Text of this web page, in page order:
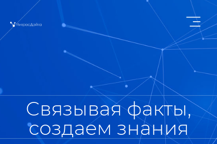
Связывая факты,
создаем знания